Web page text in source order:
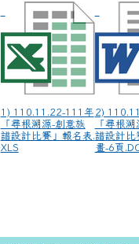
1) 110.11.22-111年
「尋根溯源-創意族
譜設計比賽」報名表.
XLS
2)
「尋根
譜設計比
畫-6頁